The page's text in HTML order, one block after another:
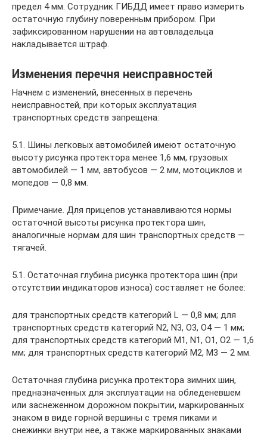
предел 4 мм. Сотрудник ГИБДД имеет право измерить
остаточную глубину поверенным прибором. При
зафиксированном нарушении на автовладельца
накладывается штраф.
Изменения перечня неисправностей
Начнем с изменений, внесенных в перечень
неисправностей, при которых эксплуатация
транспортных средств запрещена:
5.1. Шины легковых автомобилей имеют остаточную
высоту рисунка протектора менее 1,6 мм, грузовых
автомобилей — 1 мм, автобусов — 2 мм, мотоциклов и
мопедов — 0,8 мм.
Примечание. Для прицепов устанавливаются нормы
остаточной высоты рисунка протектора шин,
аналогичные нормам для шин транспортных средств —
тягачей.
5.1. Остаточная глубина рисунка протектора шин (при
отсутствии индикаторов износа) составляет не более:
для транспортных средств категорий L — 0,8 мм; для
транспортных средств категорий N2, N3, O3, O4 — 1 мм;
для транспортных средств категорий М1, N1, O1, O2 — 1,6
мм; для транспортных средств категорий М2, М3 — 2 мм.
Остаточная глубина рисунка протектора зимних шин,
предназначенных для эксплуатации на обледеневшем
или заснеженном дорожном покрытии, маркированных
знаком в виде горной вершины с тремя пиками и
снежинки внутри нее, а также маркированных знаками